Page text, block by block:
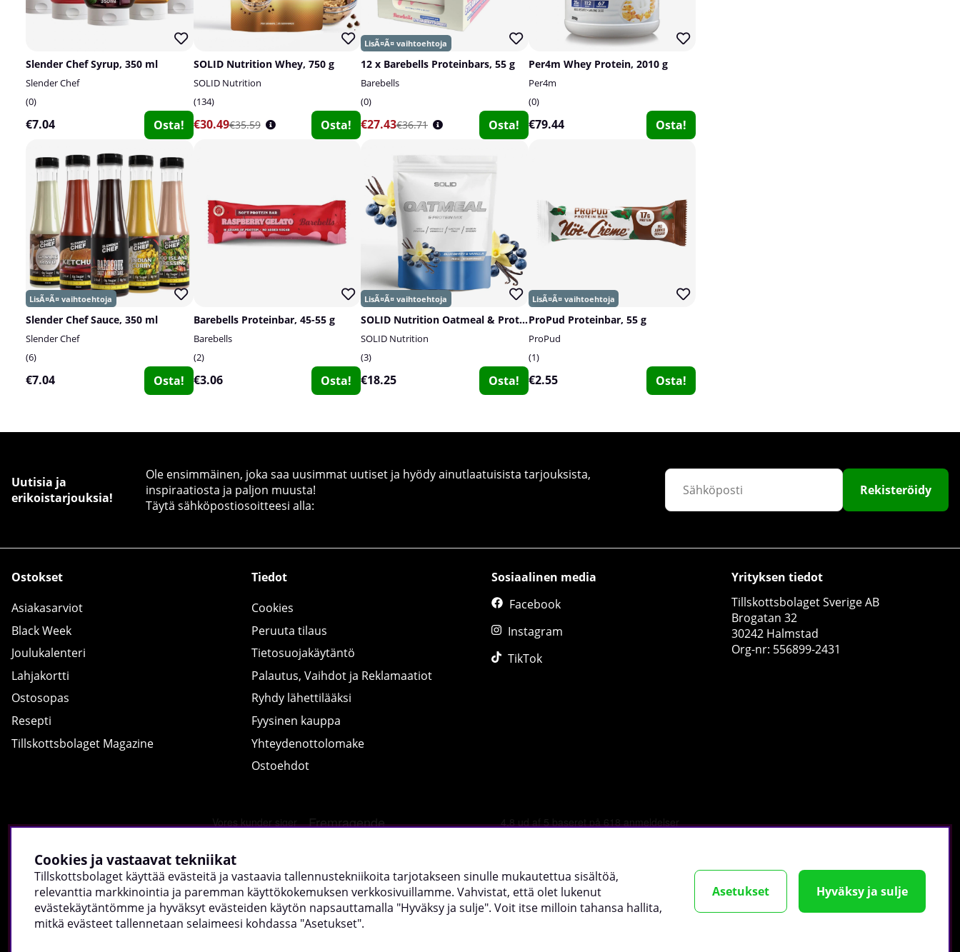
Mutant Test, 90 caps
3
Slender Chef Syrup, 350 ml
Slender Chef
0
€7.04 Osta!
SOLID Nutrition Whey, 750 g
SOLID Nutrition
134
€30.49€35.59 Osta!
12 x Barebells Proteinbars, 55 g
Barebells
0
€27.43€36.71 Osta!
Per4m Whey Protein, 2010 g
Per4m
0
€79.44 Osta!
Slender Chef Sauce, 350 ml
Slender Chef
6
€7.04 Osta!
Barebells Proteinbar, 45-55 g
Barebells
2
€3.06 Osta!
SOLID Nutrition Oatmeal & Protein Mix, 750 g
SOLID Nutrition
3
€18.25 Osta!
ProPud Proteinbar, 55 g
ProPud
1
€2.55 Osta!
Uutisia ja
erikoistarjouksia!
Ole ensimmäinen, joka saa uusimmat uutiset ja hyödy ainutlaatuisista tarjouksista,
inspiraatiosta ja paljon muusta!
Täytä sähköpostiosoitteesi alla:
Rekisteröidy
Ostokset
Asiakasarviot
Black Week
Joulukalenteri
Lahjakortti
Ostosopas
Resepti
Tillskottsbolaget Magazine
Tiedot
Cookies
Peruuta tilaus
Tietosuojakäytäntö
Palautus, Vaihdot ja Reklamaatiot
Ryhdy lähettilääksi
Fyysinen kauppa
Yhteydenottolomake
Ostoehdot
Sosiaalinen media
Facebook
Instagram
TikTok
Yrityksen tiedot
Tillskottsbolaget Sverige AB
Brogatan 32
30242 Halmstad
Org-nr: 556899-2431
Cookies ja vastaavat tekniikat
Tillskottsbolaget käyttää evästeitä ja vastaavia tallennustekniikoita tarjotakseen sinulle mukautettua sisältöä,
relevanttia markkinointia ja paremman käyttökokemuksen verkkosivuillamme. Vahvistat, että olet lukenut
evästekäytäntömme ja hyväksyt evästeiden käytön napsauttamalla "Hyväksy ja sulje". Voit itse milloin tahansa hallita,
mitkä evästeet tallennetaan selaimeesi kohdassa "Asetukset".
Asetukset Hyväksy ja sulje